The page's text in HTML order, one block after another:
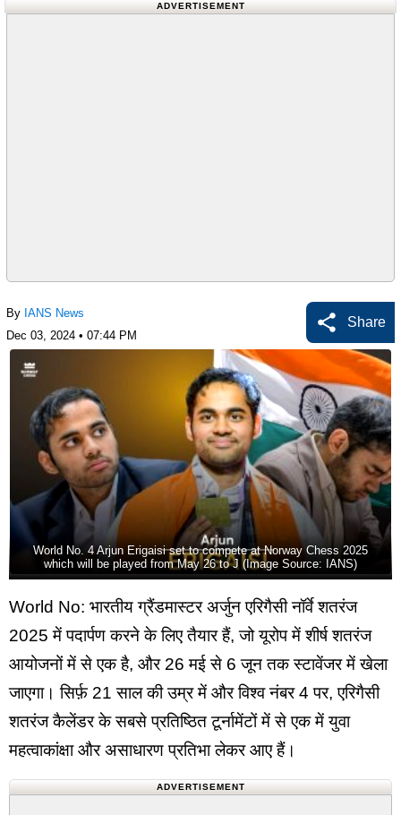
ADVERTISEMENT
By IANS News
Dec 03, 2024 • 07:44 PM
Share
World No. 4 Arjun Erigaisi set to compete at Norway Chess 2025
which will be played from May 26 to J (Image Source: IANS)
World No: भारतीय ग्रैंडमास्टर अर्जुन एरिगैसी नॉर्वे शतरंज
2025 में पदार्पण करने के लिए तैयार हैं, जो यूरोप में शीर्ष शतरंज
आयोजनों में से एक है, और 26 मई से 6 जून तक स्टावेंजर में खेला
जाएगा। सिर्फ़ 21 साल की उम्र में और विश्व नंबर 4 पर, एरिगैसी
शतरंज कैलेंडर के सबसे प्रतिष्ठित टूर्नामेंटों में से एक में युवा
महत्वाकांक्षा और असाधारण प्रतिभा लेकर आए हैं।
ADVERTISEMENT